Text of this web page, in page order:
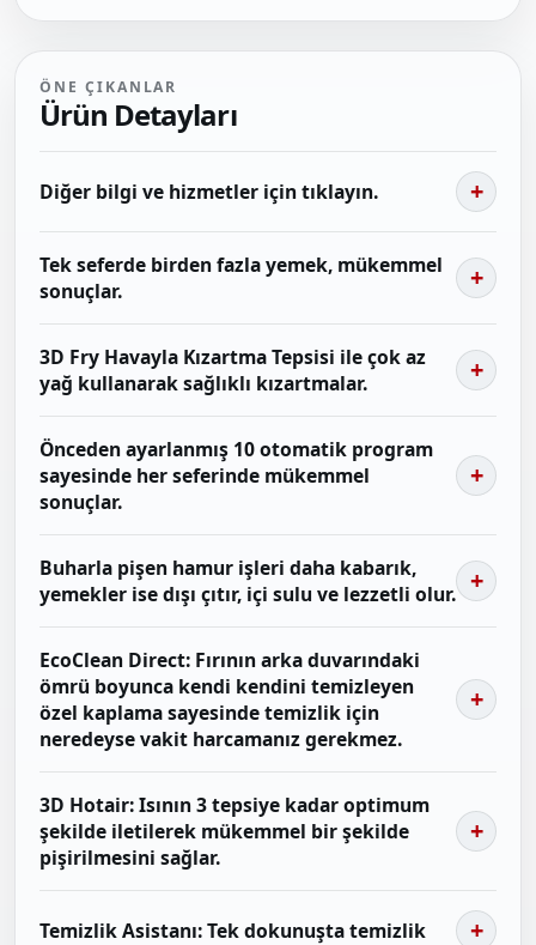
ÖNE ÇIKANLAR
Ürün Detayları
Diğer bilgi ve hizmetler için tıklayın.
Tek seferde birden fazla yemek, mükemmel
sonuçlar.
3D Fry Havayla Kızartma Tepsisi ile çok az
yağ kullanarak sağlıklı kızartmalar.
Önceden ayarlanmış 10 otomatik program
sayesinde her seferinde mükemmel
sonuçlar.
Buharla pişen hamur işleri daha kabarık,
yemekler ise dışı çıtır, içi sulu ve lezzetli olur.
EcoClean Direct: Fırının arka duvarındaki
ömrü boyunca kendi kendini temizleyen
özel kaplama sayesinde temizlik için
neredeyse vakit harcamanız gerekmez.
3D Hotair: Isının 3 tepsiye kadar optimum
şekilde iletilerek mükemmel bir şekilde
pişirilmesini sağlar.
Temizlik Asistanı: Tek dokunuşta temizlik